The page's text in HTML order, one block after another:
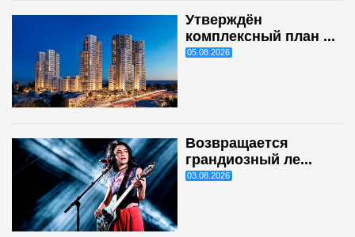
Утверждён
комплексный план ...
05.08.2026
Возвращается
грандиозный ле...
03.08.2026